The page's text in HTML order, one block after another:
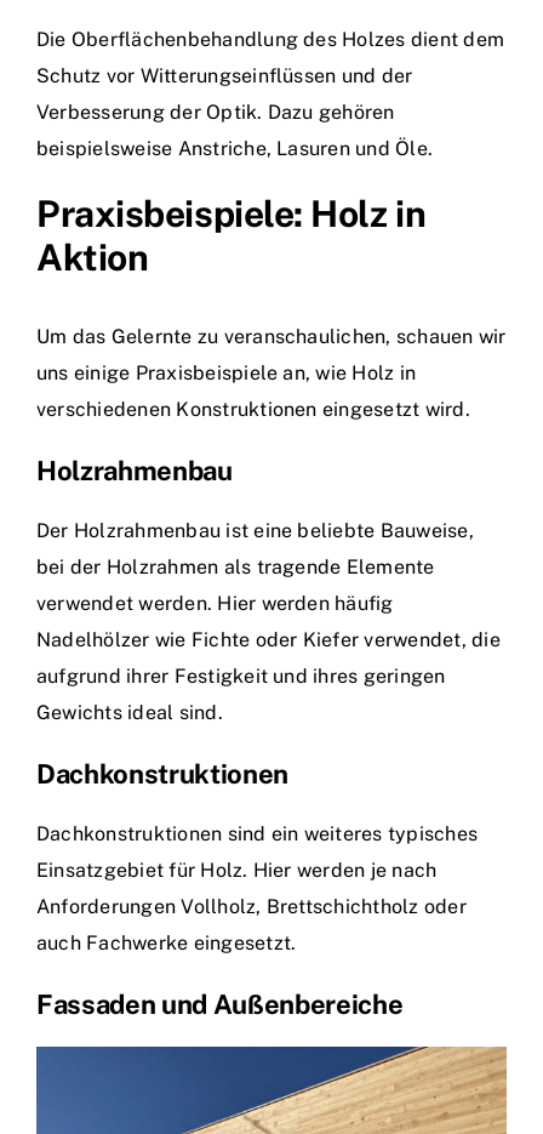
Die Oberflächenbehandlung des Holzes dient dem
Schutz vor Witterungseinflüssen und der
Verbesserung der Optik. Dazu gehören
beispielsweise Anstriche, Lasuren und Öle.
Praxisbeispiele: Holz in
Aktion
Um das Gelernte zu veranschaulichen, schauen wir
uns einige Praxisbeispiele an, wie Holz in
verschiedenen Konstruktionen eingesetzt wird.
Holzrahmenbau
Der Holzrahmenbau ist eine beliebte Bauweise,
bei der Holzrahmen als tragende Elemente
verwendet werden. Hier werden häufig
Nadelhölzer wie Fichte oder Kiefer verwendet, die
aufgrund ihrer Festigkeit und ihres geringen
Gewichts ideal sind.
Dachkonstruktionen
Dachkonstruktionen sind ein weiteres typisches
Einsatzgebiet für Holz. Hier werden je nach
Anforderungen Vollholz, Brettschichtholz oder
auch Fachwerke eingesetzt.
Fassaden und Außenbereiche